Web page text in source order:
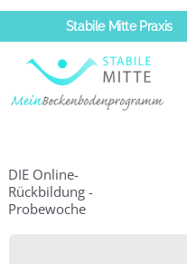
Zum
springen
Stabile Mitte Praxis
DIE Online-
Rückbildung -
Probewoche